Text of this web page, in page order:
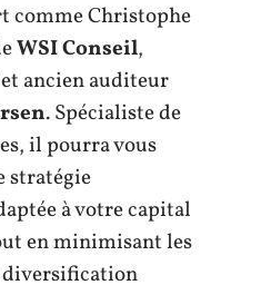
comme Christophe
WSI Conseil,
et ancien auditeur
. Spécialiste de
il pourra vous
stratégie
à votre capital
en minimisant les
diversification